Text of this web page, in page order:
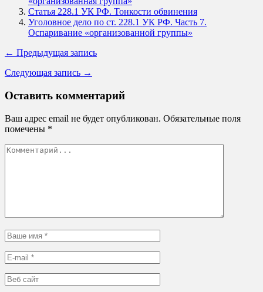
Статья 228.1 УК РФ. Тонкости обвинения
Уголовное дело по ст. 228.1 УК РФ. Часть 7.
Оспаривание «организованной группы»
← Предыдущая запись
Следующая запись →
Оставить комментарий
Ваш адрес email не будет опубликован. Обязательные поля
помечены *